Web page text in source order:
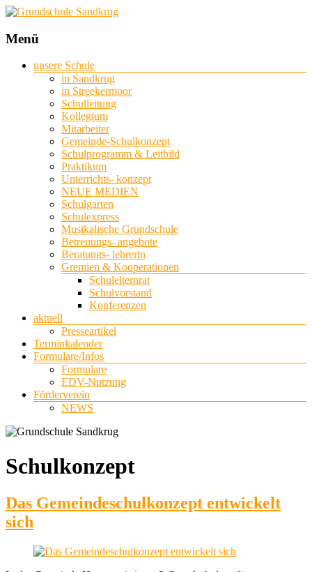
Grundschule
Streekermoor
Menü
unsere Schule
in Sandkrug
in Streekermoor
Schulleitung
Kollegium
Mitarbeiter
Gemeinde-Schulkonzept
Schulprogramm & Leitbild
Praktikum
Unterrichts- konzept
NEUE MEDIEN
Schulgarten
Schulexpress
Musikalische Grundschule
Betreuungs- angebote
Beratungs- lehrerin
Gremien & Kooperationen
Schulelternrat
Schulvorstand
Konferenzen
aktuell
Presseartikel
Terminkalender
Formulare/Infos
Formulare
EDV-Nutzung
Förderverein
NEWS
Schulkonzept
Das Gemeindeschulkonzept entwickelt
sich